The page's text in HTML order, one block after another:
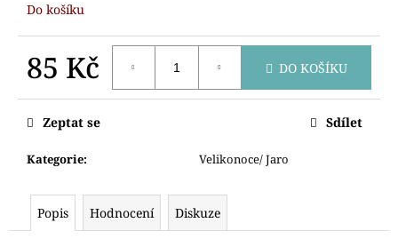
Do košíku
85 Kč DO KOŠÍKU
Kategorie: Velikonoce/ Jaro
Zeptat se Sdílet
Popis Hodnocení Diskuze
u
č
u
e
m
VYKRAJOVÁTKA
AUTA
STAVEBNÍ